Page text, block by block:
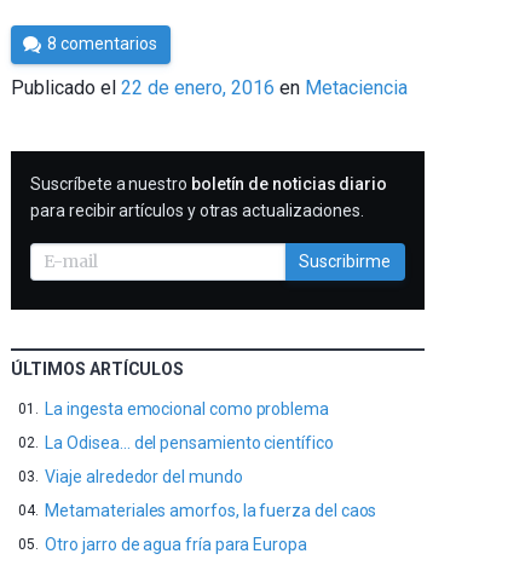
Por
Cultura
Cientifica
8 comentarios
Publicado el22 de enero, 2016 en Metaciencia
SUSCRIBIRME
Suscríbete a nuestro boletín de noticias diario
para recibir artículos y otras actualizaciones.
Suscribirme
ÚLTIMOS ARTÍCULOS
La ingesta emocional como problema
La Odisea… del pensamiento científico
Viaje alrededor del mundo
Metamateriales amorfos, la fuerza del caos
Otro jarro de agua fría para Europa